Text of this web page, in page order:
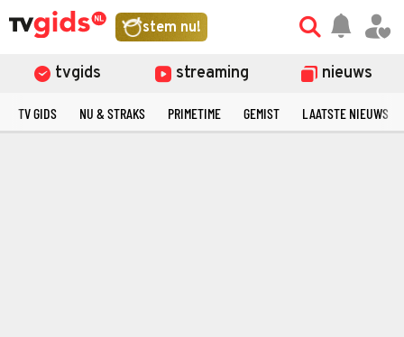
stem nu!
tvgids streaming nieuws
TV GIDS NU & STRAKS PRIMETIME GEMIST LAATSTE NIEUWS